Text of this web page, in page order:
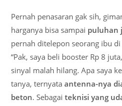
Pernah penasaran gak sih,
harganya bisa sampai puluhan
pernah ditelepon seorang ibu
“Pak, saya beli booster Rp 8
sinyal malah hilang. Apa saya
tanya, ternyataantenna-nya
beton. Sebagaiteknisi yang